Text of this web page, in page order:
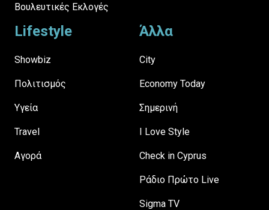
Βουλευτικές Εκλογές
Lifestyle
Showbiz
Πολιτισμός
Υγεία
Travel
Αγορά
Άλλα
City
Economy Today
Σημερινή
I Love Style
Check in Cyprus
Ράδιο Πρώτο Live
Sigma TV